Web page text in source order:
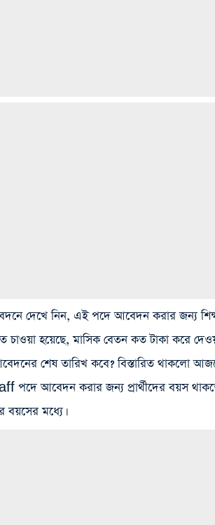
দেখে নিন, এই পদে আবেদন করার জন্য
চাওয়া হয়েছে, মাসিক বেতন কত টাকা করে
শেষ তারিখ কবে? বিস্তারিত থাকলো
আবেদন করার জন্য প্রার্থীদের বয়স
বয়সের মধ্যে।